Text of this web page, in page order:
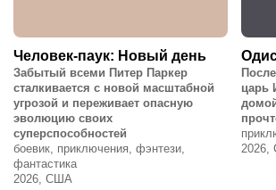
Человек-паук: Новый день
Забытый всеми Питер Паркер
сталкивается с новой масштабной
угрозой и переживает опасную
эволюцию своих
суперспособностей
боевик, приключения, фэнтези,
фантастика
2026, США
царь